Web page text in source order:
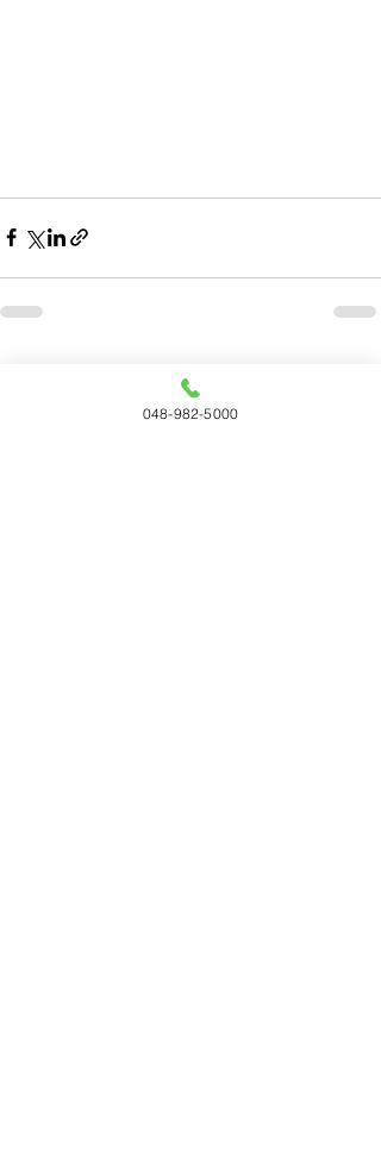
048-982-5000